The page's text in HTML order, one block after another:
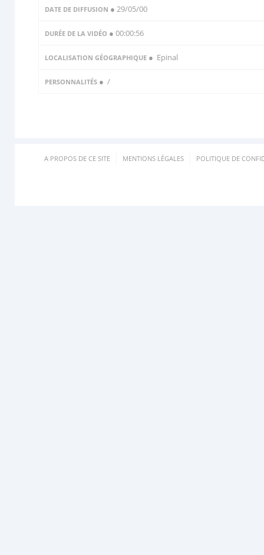
DATE DE DIFFUSION ● 29/05/00
DURÉE DE LA VIDÉO ● 00:00:56
LOCALISATION GÉOGRAPHIQUE ● Epinal
PERSONNALITÉS ● /
A PROPOS DE CE SITE MENTIONS LÉGALES POLITIQUE DE